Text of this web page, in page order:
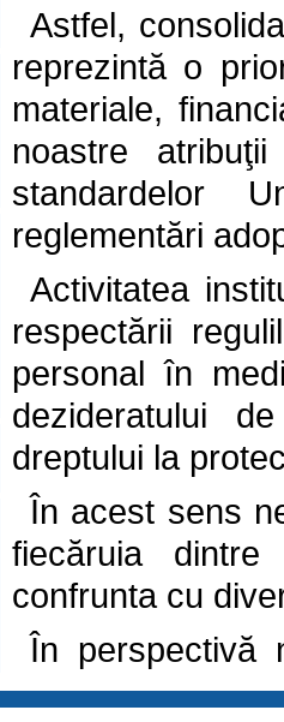
Astfel,
reprezintă o
materiale,
noastre
standardelor
reglementări
Activitatea
respectării
personal în
dezideratului
dreptului la
În acest sens
fiecăruia
confrunta cu
În perspectivă
culturi a